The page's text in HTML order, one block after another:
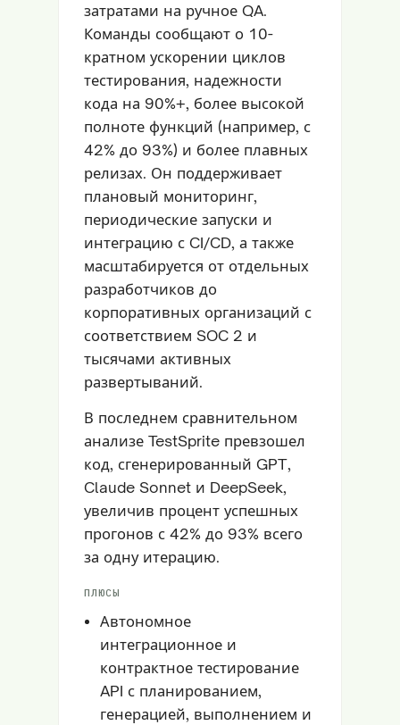
затратами на ручное QA.
Команды сообщают о 10-
кратном ускорении циклов
тестирования, надежности
кода на 90%+, более высокой
полноте функций (например, с
42% до 93%) и более плавных
релизах. Он поддерживает
плановый мониторинг,
периодические запуски и
интеграцию с CI/CD, а также
масштабируется от отдельных
разработчиков до
корпоративных организаций с
соответствием SOC 2 и
тысячами активных
развертываний.
В последнем сравнительном
анализе TestSprite превзошел
код, сгенерированный GPT,
Claude Sonnet и DeepSeek,
увеличив процент успешных
прогонов с 42% до 93% всего
за одну итерацию.
ПЛЮСЫ
Автономное
интеграционное и
контрактное тестирование
API с планированием,
генерацией, выполнением и